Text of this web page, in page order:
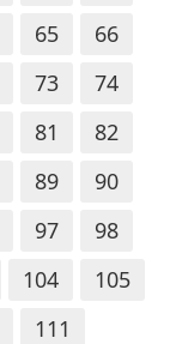
65
66
73
74
81
82
89
90
97
98
104
105
111